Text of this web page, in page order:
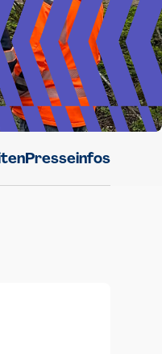
Presseinfos